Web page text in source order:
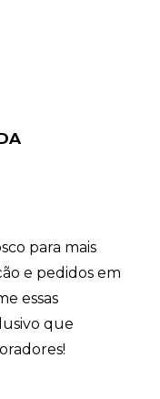
para mais
e pedidos em
essas
que